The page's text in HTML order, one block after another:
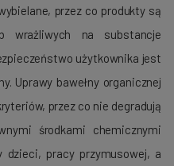
przez co produkty są
wrażliwych na substancje
użytkownika jest
Uprawy bawełny organicznej
przez co nie degradują
środkami chemicznymi
pracy przymusowej, a